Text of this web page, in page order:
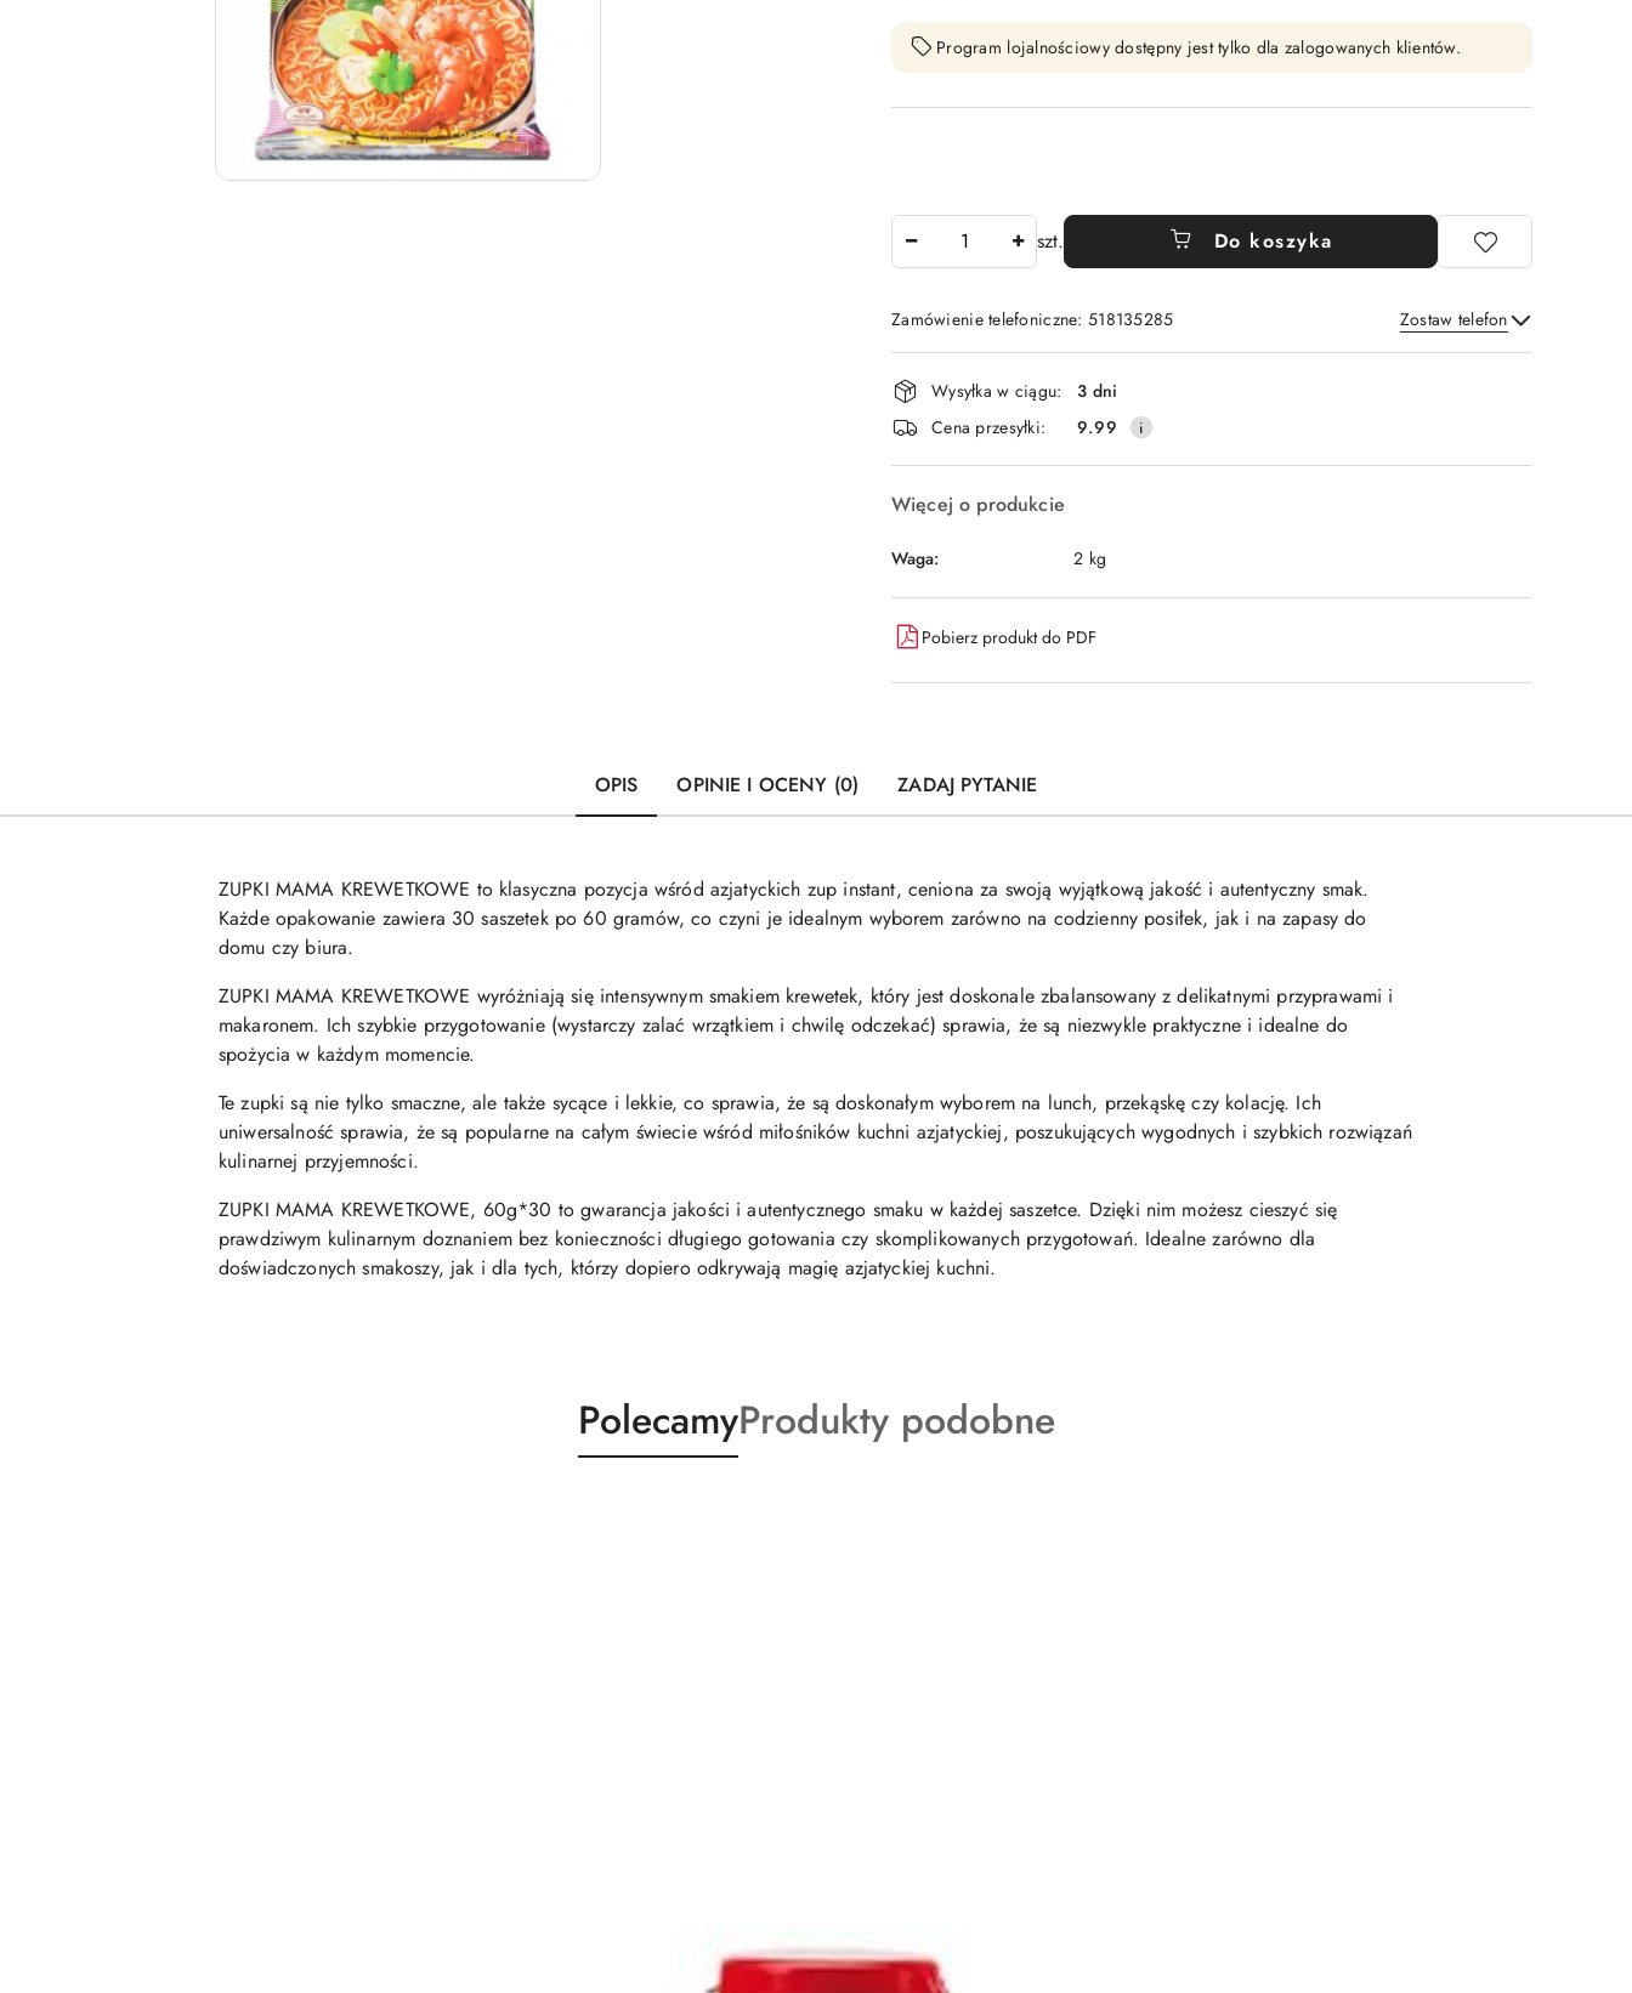
Program lojalnościowy dostępny jest tylko dla zalogowanych klientów.
szt. Do koszyka
Zamówienie telefoniczne: 518135285 Zostaw telefon
Wyślij
Dostępność
i
dostawa
Wysyłka w ciągu:
3 dni
Cena przesyłki:
9.99
Więcej o produkcie
Waga: 2 kg
Pobierz produkt do PDF
OPIS OPINIE I OCENY (0) ZADAJ PYTANIE
ZUPKI MAMA KREWETKOWE to klasyczna pozycja wśród azjatyckich zup instant, ceniona za swoją wyjątkową jakość i autentyczny smak.
Każde opakowanie zawiera 30 saszetek po 60 gramów, co czyni je idealnym wyborem zarówno na codzienny posiłek, jak i na zapasy do
domu czy biura.
ZUPKI MAMA KREWETKOWE wyróżniają się intensywnym smakiem krewetek, który jest doskonale zbalansowany z delikatnymi przyprawami i
makaronem. Ich szybkie przygotowanie (wystarczy zalać wrzątkiem i chwilę odczekać) sprawia, że są niezwykle praktyczne i idealne do
spożycia w każdym momencie.
Te zupki są nie tylko smaczne, ale także sycące i lekkie, co sprawia, że są doskonałym wyborem na lunch, przekąskę czy kolację. Ich
uniwersalność sprawia, że są popularne na całym świecie wśród miłośników kuchni azjatyckiej, poszukujących wygodnych i szybkich rozwiązań
kulinarnej przyjemności.
ZUPKI MAMA KREWETKOWE, 60g*30 to gwarancja jakości i autentycznego smaku w każdej saszetce. Dzięki nim możesz cieszyć się
prawdziwym kulinarnym doznaniem bez konieczności długiego gotowania czy skomplikowanych przygotowań. Idealne zarówno dla
doświadczonych smakoszy, jak i dla tych, którzy dopiero odkrywają magię azjatyckiej kuchni.
Produkty
o
PolecamyProdukty
o
Produkty podobne